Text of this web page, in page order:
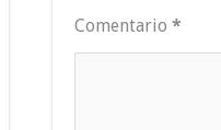
Comentario *